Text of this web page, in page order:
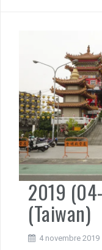
2019
(Taiwan)
4 novembre 2019